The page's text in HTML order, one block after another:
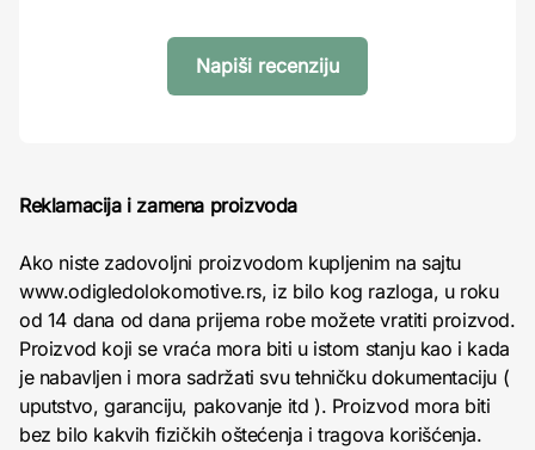
Napiši recenziju
Reklamacija i zamena proizvoda
Ako niste zadovoljni proizvodom kupljenim na sajtu
www.odigledolokomotive.rs, iz bilo kog razloga, u roku
od 14 dana od dana prijema robe možete vratiti proizvod.
Proizvod koji se vraća mora biti u istom stanju kao i kada
je nabavljen i mora sadržati svu tehničku dokumentaciju (
uputstvo, garanciju, pakovanje itd ). Proizvod mora biti
bez bilo kakvih fizičkih oštećenja i tragova korišćenja.